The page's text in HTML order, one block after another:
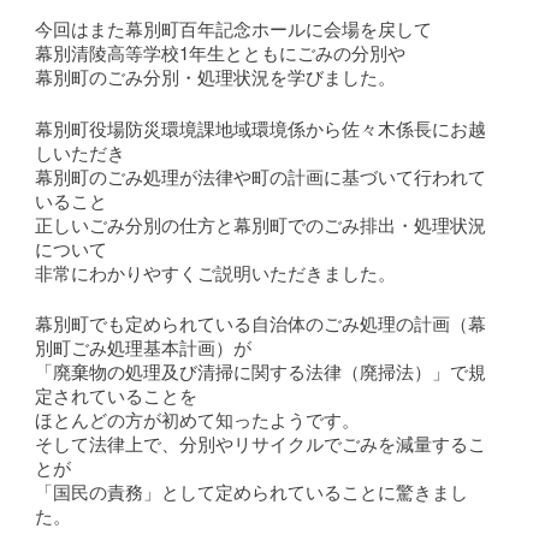
今回はまた幕別町百年記念ホールに会場を戻して
幕別清陵高等学校1年生とともにごみの分別や
幕別町のごみ分別・処理状況を学びました。
幕別町役場防災環境課地域環境係から佐々木係長にお越
しいただき
幕別町のごみ処理が法律や町の計画に基づいて行われて
いること
正しいごみ分別の仕方と幕別町でのごみ排出・処理状況
について
非常にわかりやすくご説明いただきました。
幕別町でも定められている自治体のごみ処理の計画（幕
別町ごみ処理基本計画）が
「廃棄物の処理及び清掃に関する法律（廃掃法）」で規
定されていることを
ほとんどの方が初めて知ったようです。
そして法律上で、分別やリサイクルでごみを減量するこ
とが
「国民の責務」として定められていることに驚きまし
た。